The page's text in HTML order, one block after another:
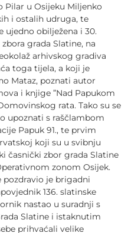
Pilar u Osijeku Miljenko
i ostalih udruga, te
ujedno obilježena i 30.
grada Slatine, na
arhivskog gradiva
toga tijela, a koji je
Mataz, poznati autor
i knjige ”Nad Papukom
rata. Tako su se
upoznati s raščlambom
Papuk 91., te prvim
koji su u svibnju
časnički zbor grada Slatine
zonom Osijek.
pozdravio je brigadni
136. slatinske
nastao u suradnji s
Slatine i istaknutim
prihvaćali velike